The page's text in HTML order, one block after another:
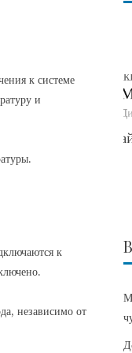
к системе
и
к
независимо от